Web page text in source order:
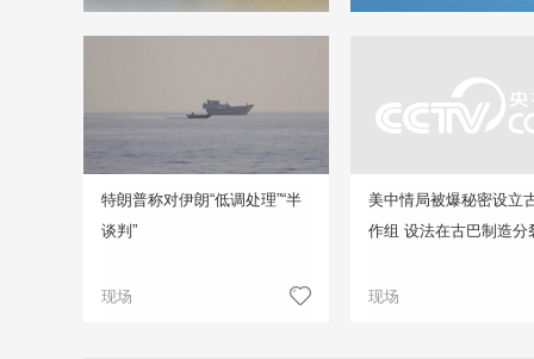
特朗普称对伊朗“低调处理”“半
谈判”
现场
美中情局被爆秘密设立
作组 设法在古巴制造分
现场